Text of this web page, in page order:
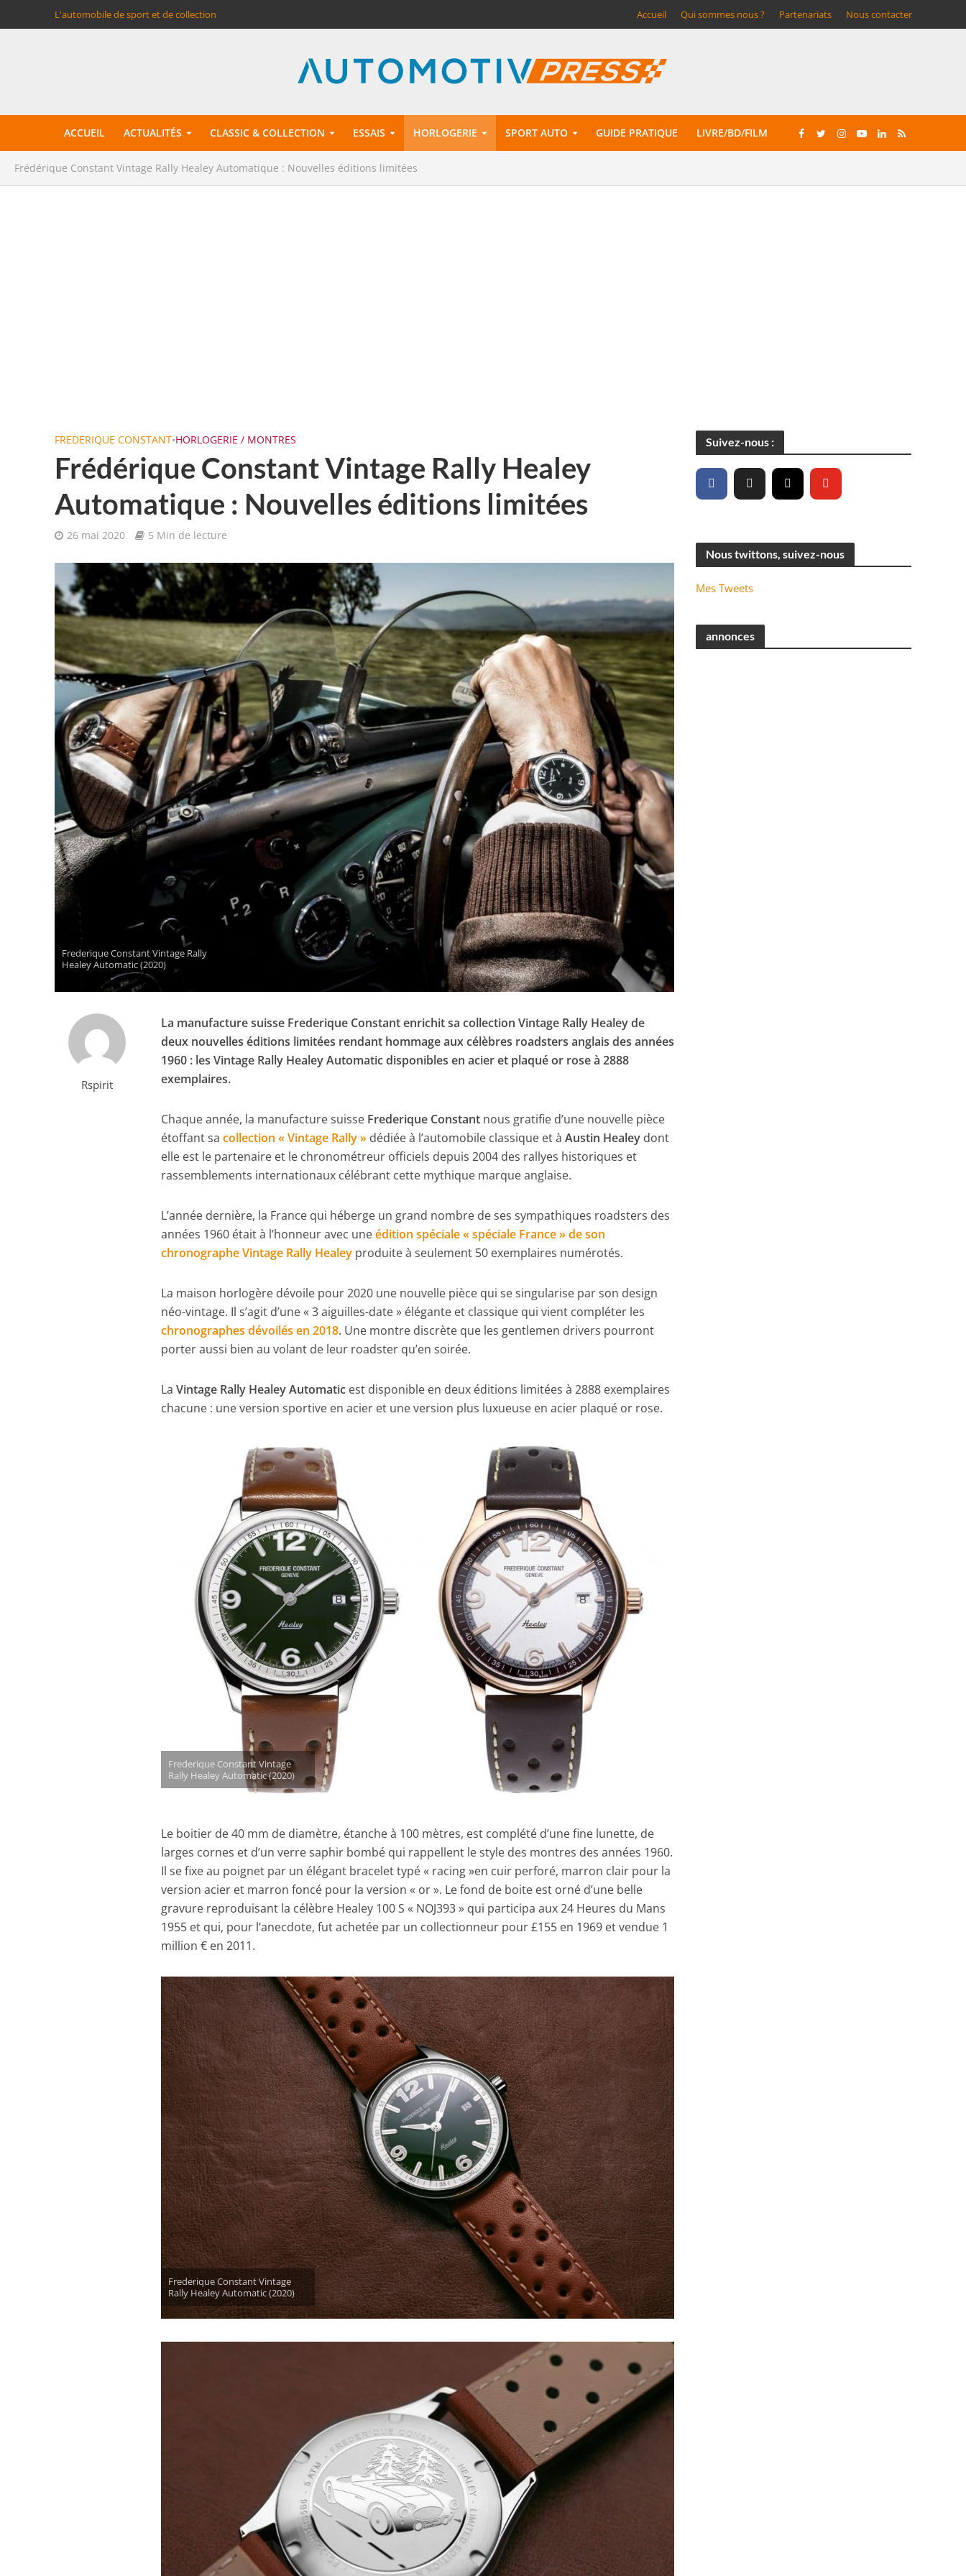
L'automobile de sport et de collection Accueil Qui sommes nous ? Partenariats Nous contacter
ACCUEIL ACTUALITÉS CLASSIC & COLLECTION ESSAIS HORLOGERIE SPORT AUTO GUIDE PRATIQUE LIVRE/BD/FILM
Frédérique Constant Vintage Rally Healey Automatique : Nouvelles éditions limitées
FREDERIQUE CONSTANT•HORLOGERIE / MONTRES
Frédérique Constant Vintage Rally Healey
Automatique : Nouvelles éditions limitées
26 mai 2020 5 Min de lecture
Frederique Constant Vintage Rally
Healey Automatic (2020)
Rspirit
La manufacture suisse Frederique Constant enrichit sa collection Vintage Rally Healey de
deux nouvelles éditions limitées rendant hommage aux célèbres roadsters anglais des années
1960 : les Vintage Rally Healey Automatic disponibles en acier et plaqué or rose à 2888
exemplaires.
Chaque année, la manufacture suisse Frederique Constant nous gratifie d’une nouvelle pièce
étoffant sacollection « Vintage Rally » dédiée à l’automobile classique et àAustin Healey dont
elle est le partenaire et le chronométreur officiels depuis 2004 des rallyes historiques et
rassemblements internationaux célébrant cette mythique marque anglaise.
L’année dernière, la France qui héberge un grand nombre de ses sympathiques roadsters des
années 1960 était à l’honneur avec uneédition spéciale « spéciale France » de son
chronographe Vintage Rally Healey produite à seulement 50 exemplaires numérotés.
La maison horlogère dévoile pour 2020 une nouvelle pièce qui se singularise par son design
néo-vintage. Il s’agit d’une « 3 aiguilles-date » élégante et classique qui vient compléter les
chronographes dévoilés en 2018. Une montre discrète que les gentlemen drivers pourront
porter aussi bien au volant de leur roadster qu’en soirée.
LaVintage Rally Healey Automatic est disponible en deux éditions limitées à 2888 exemplaires
chacune : une version sportive en acier et une version plus luxueuse en acier plaqué or rose.
Frederique Constant Vintage
Rally Healey Automatic (2020)
Le boitier de 40 mm de diamètre, étanche à 100 mètres, est complété d’une fine lunette, de
larges cornes et d’un verre saphir bombé qui rappellent le style des montres des années 1960.
Il se fixe au poignet par un élégant bracelet typé « racing »en cuir perforé, marron clair pour la
version acier et marron foncé pour la version « or ». Le fond de boite est orné d’une belle
gravure reproduisant la célèbre Healey 100 S « NOJ393 » qui participa aux 24 Heures du Mans
1955 et qui, pour l’anecdote, fut achetée par un collectionneur pour £155 en 1969 et vendue 1
million € en 2011.
Frederique Constant Vintage
Rally Healey Automatic (2020)
Suivez-nous :
Nous twittons, suivez-nous
Mes Tweets
annonces